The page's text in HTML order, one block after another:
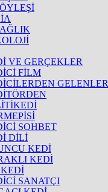
VE GERÇEKLER
FİLM
GELENLER
SOHBET
DİLİ
KEDİ
KEDİ
SANATÇI